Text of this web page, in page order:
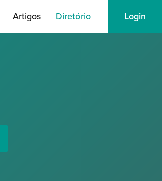
Artigos Diretório Login